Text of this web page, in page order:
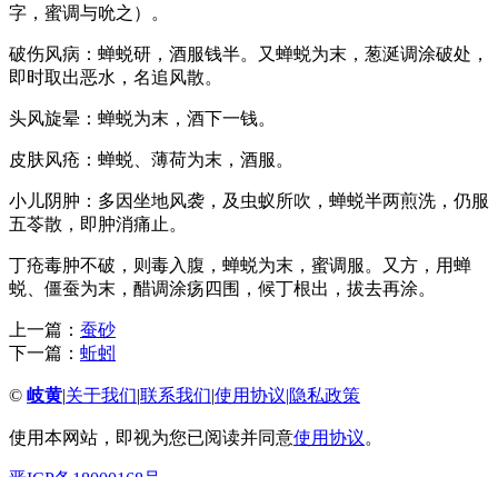
字，蜜调与吮之）。
破伤风病：蝉蜕研，酒服钱半。又蝉蜕为末，葱涎调涂破处，
即时取出恶水，名追风散。
头风旋晕：蝉蜕为末，酒下一钱。
皮肤风疮：蝉蜕、薄荷为末，酒服。
小儿阴肿：多因坐地风袭，及虫蚁所吹，蝉蜕半两煎洗，仍服
五苓散，即肿消痛止。
丁疮毒肿不破，则毒入腹，蝉蜕为末，蜜调服。又方，用蝉
蜕、僵蚕为末，醋调涂疡四围，候丁根出，拔去再涂。
上一篇： 蚕砂
下一篇： 蚯蚓
© 岐黄|关于我们|联系我们|使用协议|隐私政策
使用本网站，即视为您已阅读并同意使用协议。